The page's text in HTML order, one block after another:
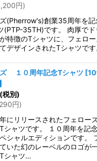
円)
(Pherrow's)創業35周年を
(PTP-35TH)です。 肉厚でド
特徴のTシャツに、フェロ
デザインされたTシャツで
１０周年記念Tシャツ [
(税別)
円)
にリリースされたフェロー
シャツです。 １０周年を記
シャルエディションです。
いた幻のレーベルのロゴが
シャツ…